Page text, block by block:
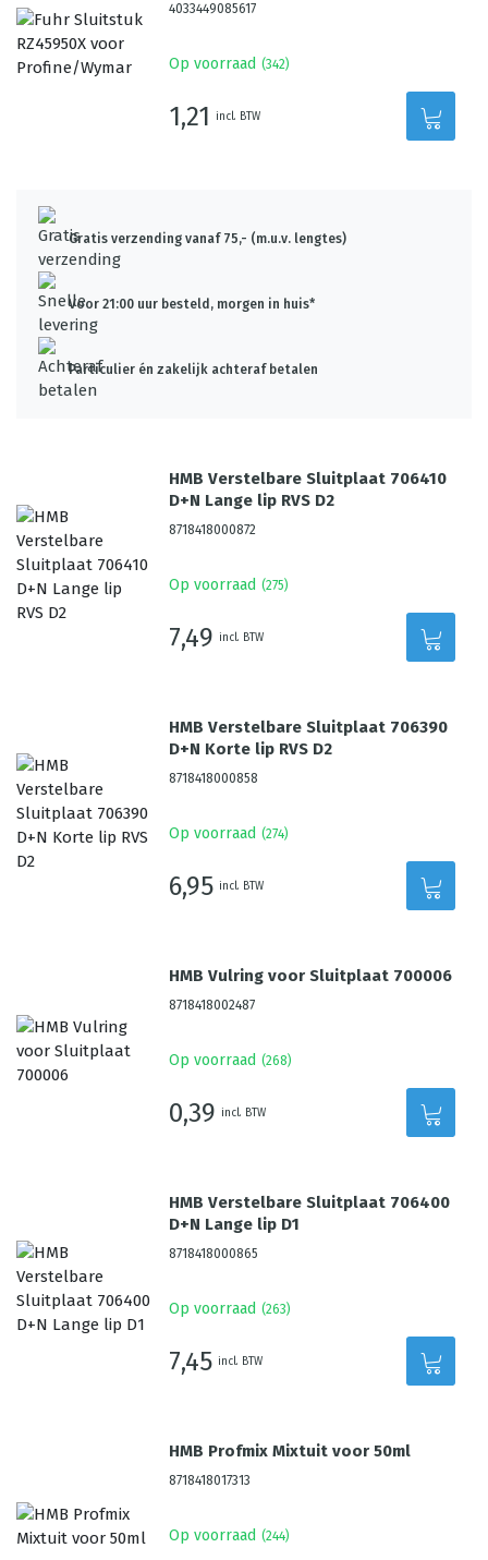
4033449085617
Op voorraad (342)
1,21 incl. BTW
Gratis verzending vanaf 75,- (m.u.v. lengtes)
Voor 21:00 uur besteld, morgen in huis*
Particulier én zakelijk achteraf betalen
HMB Verstelbare Sluitplaat 706410
D+N Lange lip RVS D2
8718418000872
Op voorraad (275)
7,49 incl. BTW
HMB Verstelbare Sluitplaat 706390
D+N Korte lip RVS D2
8718418000858
Op voorraad (274)
6,95 incl. BTW
HMB Vulring voor Sluitplaat 700006
8718418002487
Op voorraad (268)
0,39 incl. BTW
HMB Verstelbare Sluitplaat 706400
D+N Lange lip D1
8718418000865
Op voorraad (263)
7,45 incl. BTW
HMB Profmix Mixtuit voor 50ml
8718418017313
Op voorraad (244)